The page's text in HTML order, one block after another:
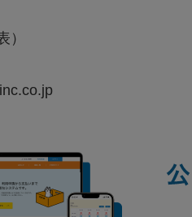
）